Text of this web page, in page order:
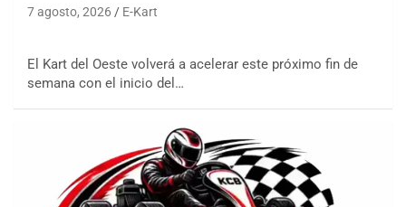
7 agosto, 2026 E-Kart
El Kart del Oeste volverá a acelerar este próximo fin de
semana con el inicio del…